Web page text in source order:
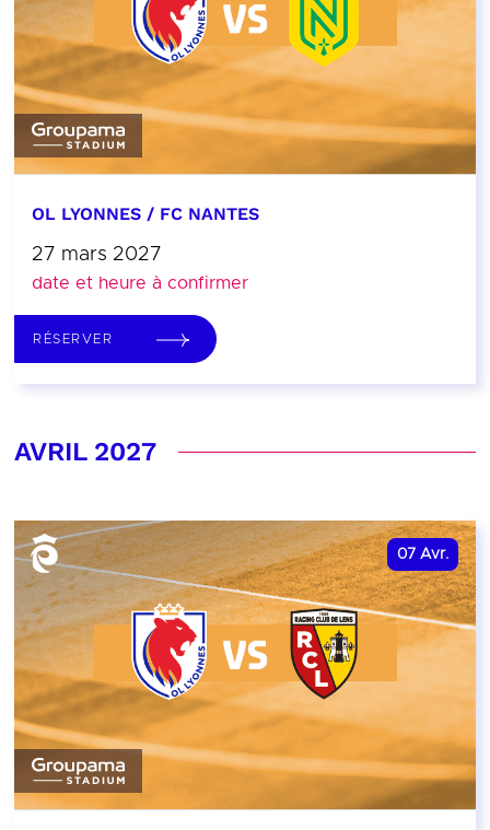
OL LYONNES / FC NANTES
27 mars 2027
date et heure à confirmer
RÉSERVER
AVRIL 2027
07 Avr.